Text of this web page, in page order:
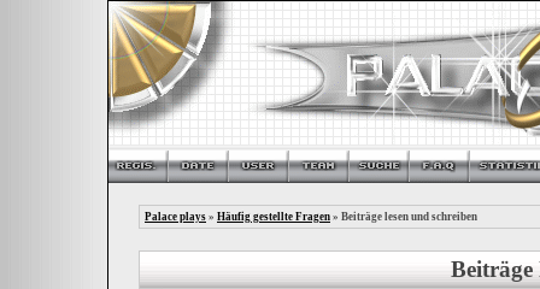
Palace plays » Häufig gestellte Fragen » Beiträge lesen und schreiben
Beiträge